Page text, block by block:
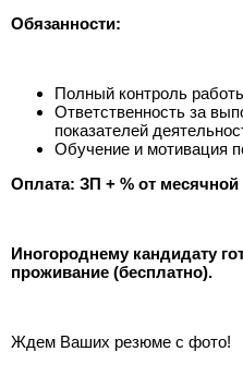
Обязанности:
Полный контроль
Ответственность за
показателей
Обучение и мотивация
Оплата: ЗП + % от
Иногороднему кандидату
проживание (бесплатно).
Ждем Ваших резюме с фото!